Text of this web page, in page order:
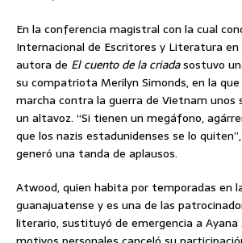
En la conferencia magistral con la cual
Internacional de Escritores y Literatura en
autora de El cuento de la criadasostuvo
su compatriota Merilyn Simonds, en la
marcha contra la guerra de Vietnam unos
un altavoz. “Si tienen un megáfono,
que los nazis estadunidenses se lo
generó una tanda de aplausos.
Atwood, quien habita por temporadas en
guanajuatense y es una de las
literario, sustituyó de emergencia a